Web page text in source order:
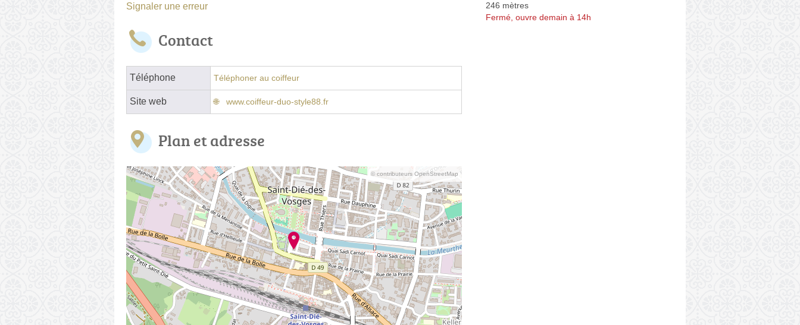
Signaler une erreur
Contact
Téléphone Téléphoner au coiffeur
Site web www.coiffeur-duo-style88.fr
Plan et adresse
© contributeurs OpenStreetMap
246 mètres
Fermé, ouvre demain à 14h